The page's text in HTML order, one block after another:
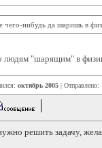
чего-нибудь да шаришь в
людям "шарящим" в
октябрь 2005 | Отправлено:
решить задачу,